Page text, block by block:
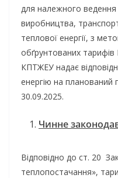
для належного ведення
виробництва,
теплової енергії, з
обґрунтованих
КПТЖЕУ надає
енергію на планований
30.09.2025.
Чинне
Відповідно до ст. 20
теплопостачання»,